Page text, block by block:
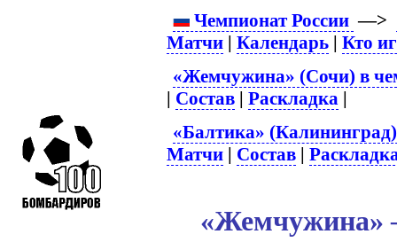
Чемпионат России —>
Матчи |Календарь |Кто
«Жемчужина» (Сочи) в
| Состав |Раскладка |
«Балтика»
Матчи | Состав |
«Жемчужина»